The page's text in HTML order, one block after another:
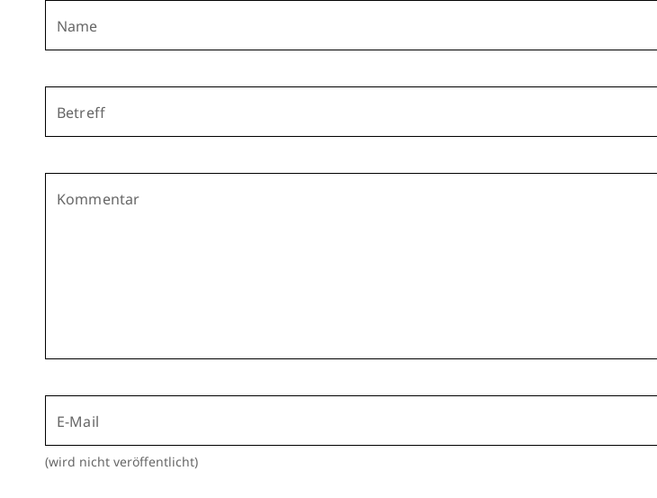
Name
Betreff
Kommentar
E-Mail
(wird nicht veröffentlicht)